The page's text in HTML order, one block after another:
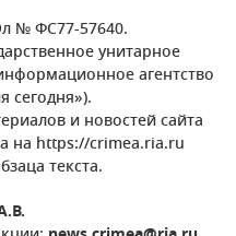
№ ФС77-57640.
унитарное
агентство
сегодня»).
и новостей сайта
на https://crimea.ria.ru
текста.